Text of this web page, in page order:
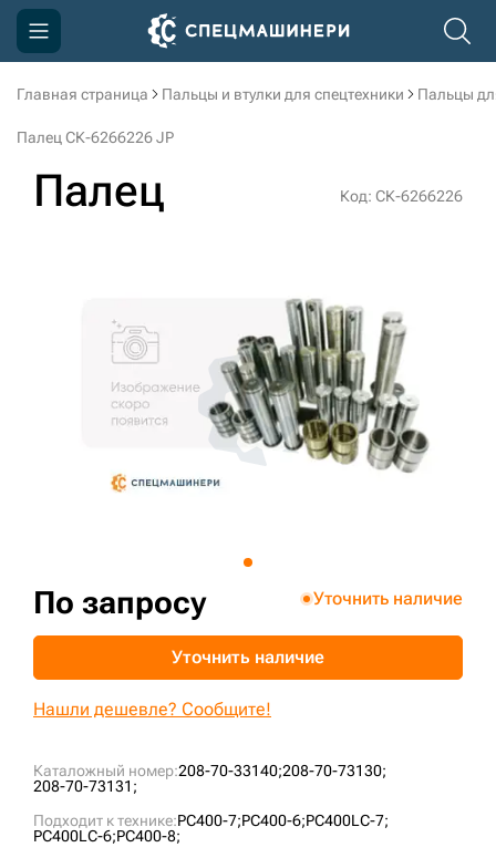
Главная страница Пальцы и втулки для спецтехники Пальцы
Палец СК-6266226 JP
Палец Код: СК-6266226
Каталожный номер:208-70-33140;208-70-73130;
208-70-73131;
Подходит к технике:PC400-7;PC400-6;PC400LC-7;
PC400LC-6;PC400-8;
По запросу Уточнить наличие
Уточнить наличие
Нашли дешевле? Сообщите!
Компания
Доставка и оплата
3D тур по производству
3D тур по складам
sksale@skdst.ru